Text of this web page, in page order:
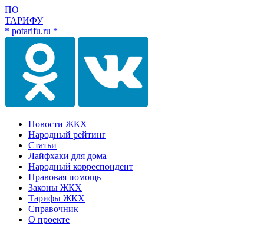
ПО
ТАРИФУ
* potarifu.ru *
Новости ЖКХ
Народный рейтинг
Статьи
Лайфхаки для дома
Народный корреспондент
Правовая помощь
Законы ЖКХ
Тарифы ЖКХ
Справочник
О проекте